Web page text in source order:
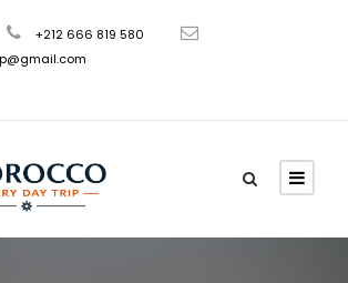
+212 666 819 580